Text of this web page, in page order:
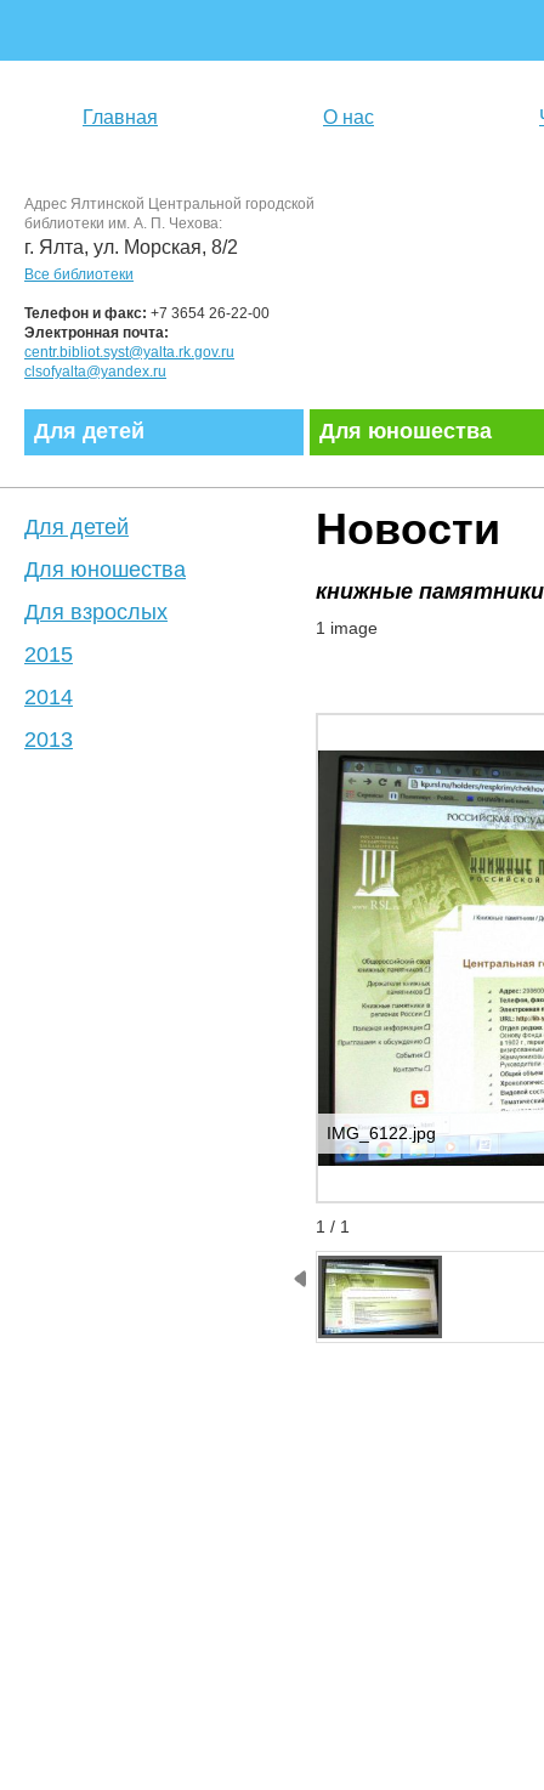
Главная О нас
Адрес Ялтинской Центральной городской
библиотеки им. А. П. Чехова:
г. Ялта, ул. Морская, 8/2
Все библиотеки
Телефон и факс: +7 3654 26-22-00
Электронная почта:
centr.bibliot.syst@yalta.rk.gov.ru
clsofyalta@yandex.ru
Для детей Для юношества
Новости
книжные памятники
1 image
IMG_6122.jpg
1 / 1
StartStop
Для детей
Для юношества
Для взрослых
2015
2014
2013